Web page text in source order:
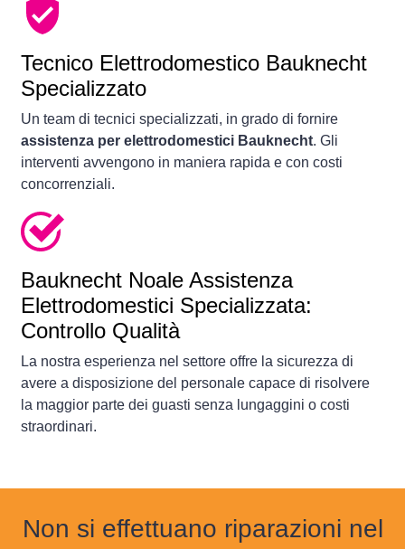
Tecnico Elettrodomestico Bauknecht
Specializzato
Un team di tecnici specializzati, in grado di fornire
assistenza per elettrodomestici Bauknecht. Gli
interventi avvengono in maniera rapida e con costi
concorrenziali.
Bauknecht Noale Assistenza
Elettrodomestici Specializzata:
Controllo Qualità
La nostra esperienza nel settore offre la sicurezza di
avere a disposizione del personale capace di risolvere
la maggior parte dei guasti senza lungaggini o costi
straordinari.
Non si effettuano riparazioni nel